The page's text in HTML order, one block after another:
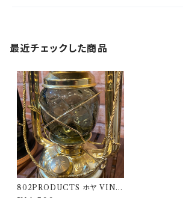
最近チェックした商品
802PRODUCTS ホヤ VINT